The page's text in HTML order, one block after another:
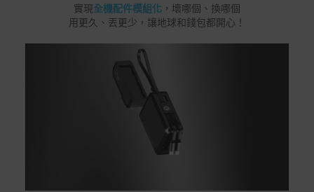
實現全機配件模組化 ，壞哪個、換哪個
用更久、丟更少，讓地球和錢包都開心！